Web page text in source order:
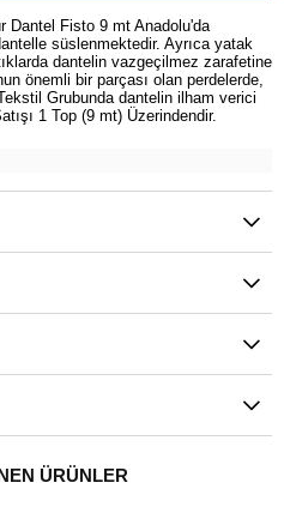
Dantel Fisto 9 mt Anadolu'da
süslenmektedir. Ayrıca yatak
dantelin vazgeçilmez zarafetine
önemli bir parçası olan perdelerde,
Grubunda dantelin ilham verici
1 Top (9 mt) Üzerindendir.
ÜRÜNLER